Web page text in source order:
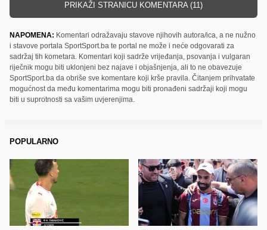
PRIKAŽI STRANICU KOMENTARA (11)
NAPOMENA: Komentari odražavaju stavove njihovih autora/ica, a ne nužno
i stavove portala SportSport.ba te portal ne može i neće odgovarati za
sadržaj tih kometara. Komentari koji sadrže vrijeđanja, psovanja i vulgaran
riječnik mogu biti uklonjeni bez najave i objašnjenja, ali to ne obavezuje
SportSport.ba da obriše sve komentare koji krše pravila. Čitanjem prihvatate
mogućnost da među komentarima mogu biti pronađeni sadržaji koji mogu
biti u suprotnosti sa vašim uvjerenjima.
POPULARNO